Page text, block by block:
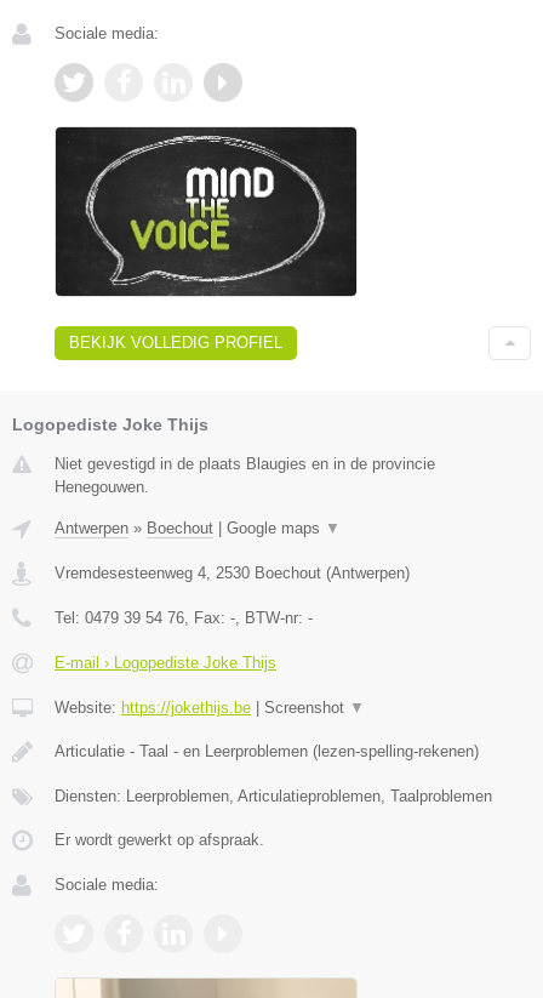
Sociale media:
BEKIJK VOLLEDIG PROFIEL
Logopediste Joke Thijs
Niet gevestigd in de plaats Blaugies en in de provincie
Henegouwen.
Antwerpen » Boechout Google maps ▼
Vremdesesteenweg 4, 2530 Boechout (Antwerpen)
Tel: 0479 39 54 76, Fax: -, BTW-nr: -
E-mail › Logopediste Joke Thijs
Website: https://jokethijs.be Screenshot ▼
Articulatie - Taal - en Leerproblemen (lezen-spelling-rekenen)
Diensten: Leerproblemen, Articulatieproblemen, Taalproblemen
Er wordt gewerkt op afspraak.
Sociale media: